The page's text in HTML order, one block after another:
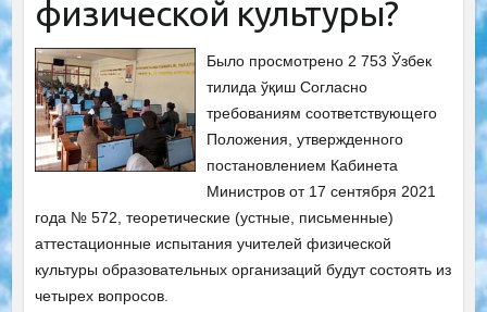
физической культуры?
Было просмотрено 2 753 Ўзбек
тилида ўқиш Согласно
требованиям соответствующего
Положения, утвержденного
постановлением Кабинета
Министров от 17 сентября 2021
года № 572, теоретические (устные, письменные)
аттестационные испытания учителей физической
культуры образовательных организаций будут состоять из
четырех вопросов.